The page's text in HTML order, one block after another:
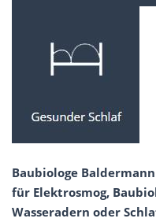
Baubiologe
für Elektrosmog,
Wasseradern oder